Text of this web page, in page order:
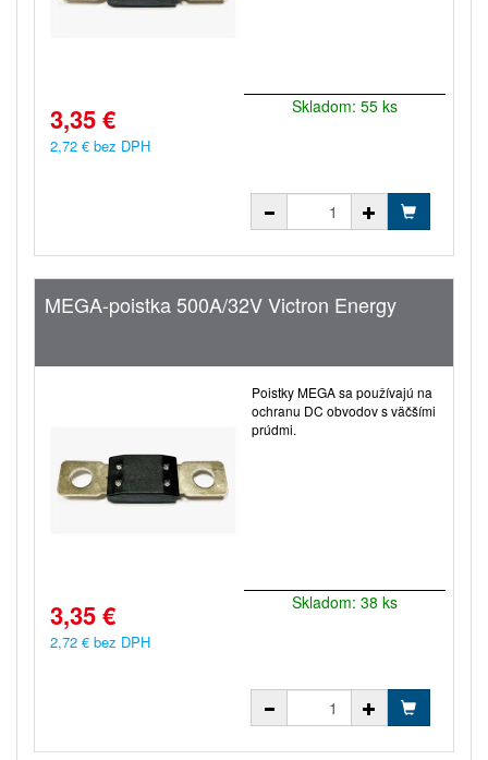
3,35 €
2,72 € bez DPH
Skladom: 55 ks
MEGA-poistka 500A/32V Victron Energy
Poistky MEGA sa používajú na
ochranu DC obvodov s väčšími
prúdmi.
3,35 €
2,72 € bez DPH
Skladom: 38 ks